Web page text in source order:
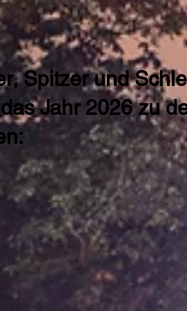
Spitzer und
Jahr 2026 zu